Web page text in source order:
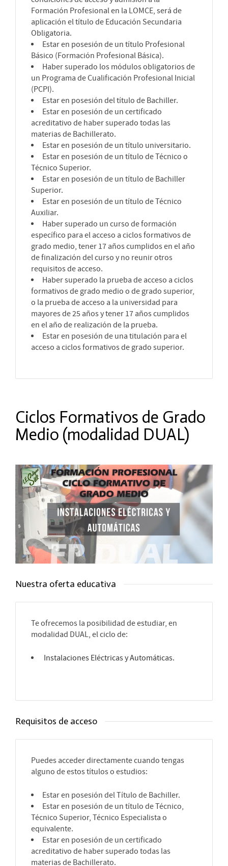
Formación Profesional en la LOMCE, será de
aplicación el título de Educación Secundaria
Obligatoria.
Estar en posesión de un título Profesional
Básico (Formación Profesional Básica).
Haber superado los módulos obligatorios de
un Programa de Cualificación Profesional Inicial
(PCPI).
Estar en posesión del título de Bachiller.
Estar en posesión de un certificado
acreditativo de haber superado todas las
materias de Bachillerato.
Estar en posesión de un título universitario.
Estar en posesión de un título de Técnico o
Técnico Superior.
Estar en posesión de un título de Bachiller
Superior.
Estar en posesión de un título de Técnico
Auxiliar.
Haber superado un curso de formación
específico para el acceso a ciclos formativos de
grado medio, tener 17 años cumplidos en el año
de finalización del curso y no reunir otros
requisitos de acceso.
Haber superado la prueba de acceso a ciclos
formativos de grado medio o de grado superior,
o la prueba de acceso a la universidad para
mayores de 25 años y tener 17 años cumplidos
en el año de realización de la prueba.
Estar en posesión de una titulación para el
acceso a ciclos formativos de grado superior.
Ciclos Formativos de Grado
Medio (modalidad DUAL)
Nuestra oferta educativa
Te ofrecemos la posibilidad de estudiar, en
modalidad DUAL, el ciclo de:
Instalaciones Eléctricas y Automáticas.
Requisitos de acceso
Puedes acceder directamente cuando tengas
alguno de estos títulos o estudios:
Estar en posesión del Título de Bachiller.
Estar en posesión de un título de Técnico,
Técnico Superior, Técnico Especialista o
equivalente.
Estar en posesión de un certificado
acreditativo de haber superado todas las
materias de Bachillerato.